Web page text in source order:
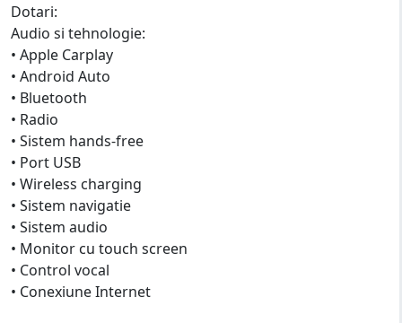
Dotari:
Audio si tehnologie:
• Apple Carplay
• Android Auto
• Bluetooth
• Radio
• Sistem hands-free
• Port USB
• Wireless charging
• Sistem navigatie
• Sistem audio
• Monitor cu touch screen
• Control vocal
• Conexiune Internet